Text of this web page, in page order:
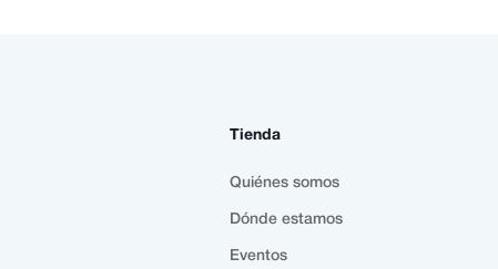
Tienda
Quiénes somos
Dónde estamos
Eventos